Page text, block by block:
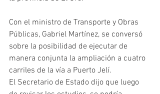
Con el ministro de Transporte y Obras
Públicas, Gabriel Martínez, se conversó
sobre la posibilidad de ejecutar de
manera conjunta la ampliación a cuatro
carriles de la vía a Puerto Jelí.
El Secretario de Estado dijo que luego